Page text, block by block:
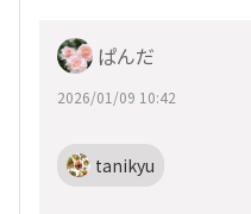
ぱんだ
2026/01/09 10:42
tanikyu